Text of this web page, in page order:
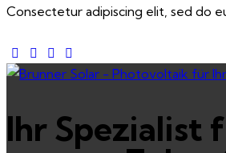
Consectetur adipiscing elit, sed do
Ihr Spezialist